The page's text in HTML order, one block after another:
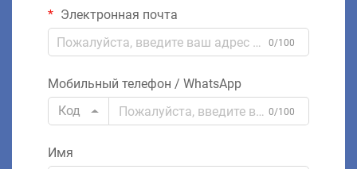
Электронная почта
0/100
Мобильный телефон / WhatsApp
Код
0/100
Имя